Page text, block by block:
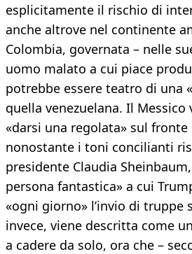
esplicitamente il rischio di
anche altrove nel continente
Colombia, governata – nelle
uomo malato a cui piace
potrebbe essere teatro di una
quella venezuelana. Il
«darsi una regolata» sul
nonostante i toni concilianti
presidente Claudia
persona fantastica» a cui
«ogni giorno» l’invio di truppe
invece, viene descritta come
a cadere da solo, ora che –